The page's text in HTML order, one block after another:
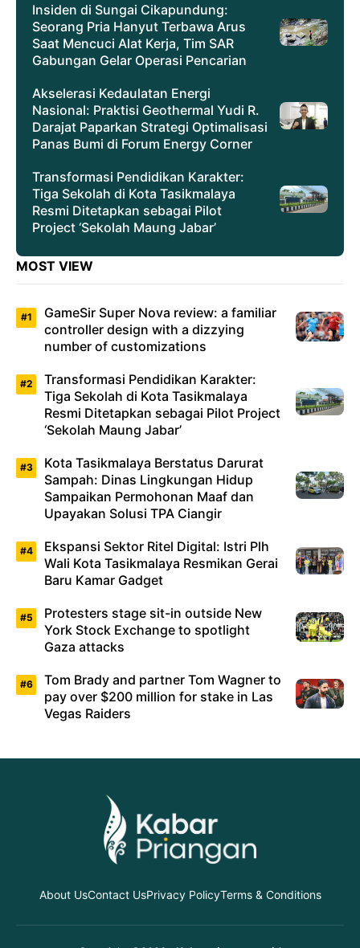
Insiden di Sungai Cikapundung:
Seorang Pria Hanyut Terbawa Arus
Saat Mencuci Alat Kerja, Tim SAR
Gabungan Gelar Operasi Pencarian
Akselerasi Kedaulatan Energi
Nasional: Praktisi Geothermal Yudi R.
Darajat Paparkan Strategi Optimalisasi
Panas Bumi di Forum Energy Corner
Transformasi Pendidikan Karakter:
Tiga Sekolah di Kota Tasikmalaya
Resmi Ditetapkan sebagai Pilot
Project ‘Sekolah Maung Jabar’
MOST VIEW
GameSir Super Nova review: a familiar
controller design with a dizzying
number of customizations
Transformasi Pendidikan Karakter:
Tiga Sekolah di Kota Tasikmalaya
Resmi Ditetapkan sebagai Pilot Project
‘Sekolah Maung Jabar’
Kota Tasikmalaya Berstatus Darurat
Sampah: Dinas Lingkungan Hidup
Sampaikan Permohonan Maaf dan
Upayakan Solusi TPA Ciangir
Ekspansi Sektor Ritel Digital: Istri Plh
Wali Kota Tasikmalaya Resmikan Gerai
Baru Kamar Gadget
Protesters stage sit-in outside New
York Stock Exchange to spotlight
Gaza attacks
Tom Brady and partner Tom Wagner to
pay over $200 million for stake in Las
Vegas Raiders
About UsContact UsPrivacy PolicyTerms & Conditions